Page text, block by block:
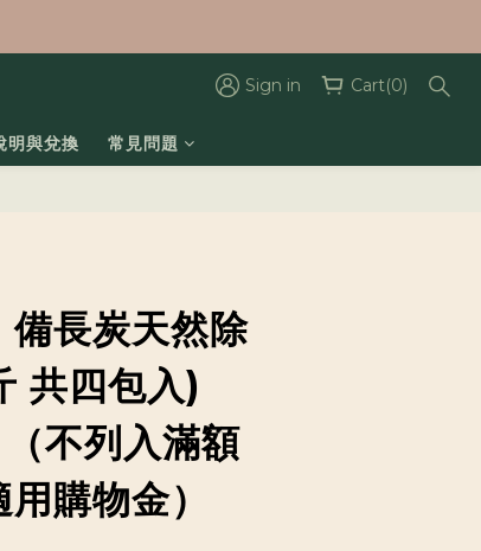
Sign in Cart(0)
與兌換 常見問題
備長炭天然除
共四包入)
不列入滿額
購物金）